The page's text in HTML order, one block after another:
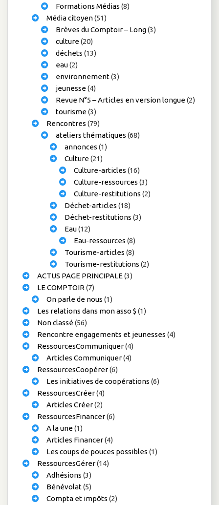
Formations Médias (8)
Média citoyen(51)
Brèves du Comptoir – Long(3)
culture(20)
déchets (13)
eau(2)
environnement(3)
jeunesse(4)
Revue N°5 – Articles en version longue(2)
tourisme(3)
Rencontres (79)
ateliers thématiques (68)
annonces (1)
Culture(21)
Culture-articles (16)
Culture-ressources (3)
Culture-restitutions (2)
Déchet-articles (18)
Déchet-restitutions (3)
Eau(12)
Eau-ressources (8)
Tourisme-articles (8)
Tourisme-restitutions (2)
ACTUS PAGE PRINCIPALE(3)
LE COMPTOIR (7)
On parle de nous (1)
Les relations dans mon asso $ (1)
Non classé(56)
Rencontre engagements et jeunesses (4)
RessourcesCommuniquer(4)
Articles Communiquer(4)
RessourcesCoopérer(6)
Les initiatives de coopérations (6)
RessourcesCréer(4)
Articles Créer(2)
RessourcesFinancer(6)
A la une(1)
Articles Financer(4)
Les coups de pouces possibles (1)
RessourcesGérer(14)
Adhésions (3)
Bénévolat(5)
Compta et impôts (2)